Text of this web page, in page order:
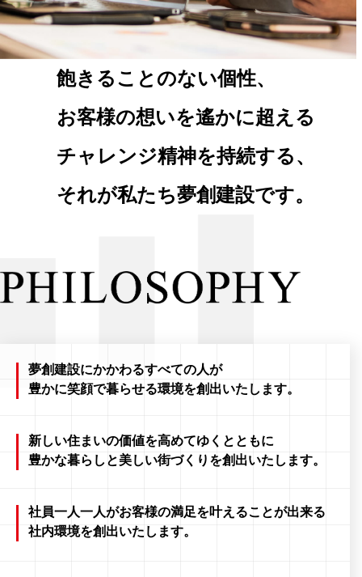
飽きることのない個性、
お客様の想いを遙かに超える
チャレンジ精神を持続する、
それが私たち夢創建設です。
夢創建設にかかわるすべての人が
豊かに笑顔で暮らせる環境を創出いたします。
新しい住まいの価値を高めてゆくとともに
豊かな暮らしと美しい街づくりを創出いたします。
社員一人一人がお客様の満足を叶えることが出来る
社内環境を創出いたします。